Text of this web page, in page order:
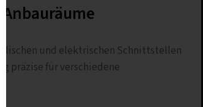
und elektrischen Schnittstellen
präzise für verschiedene